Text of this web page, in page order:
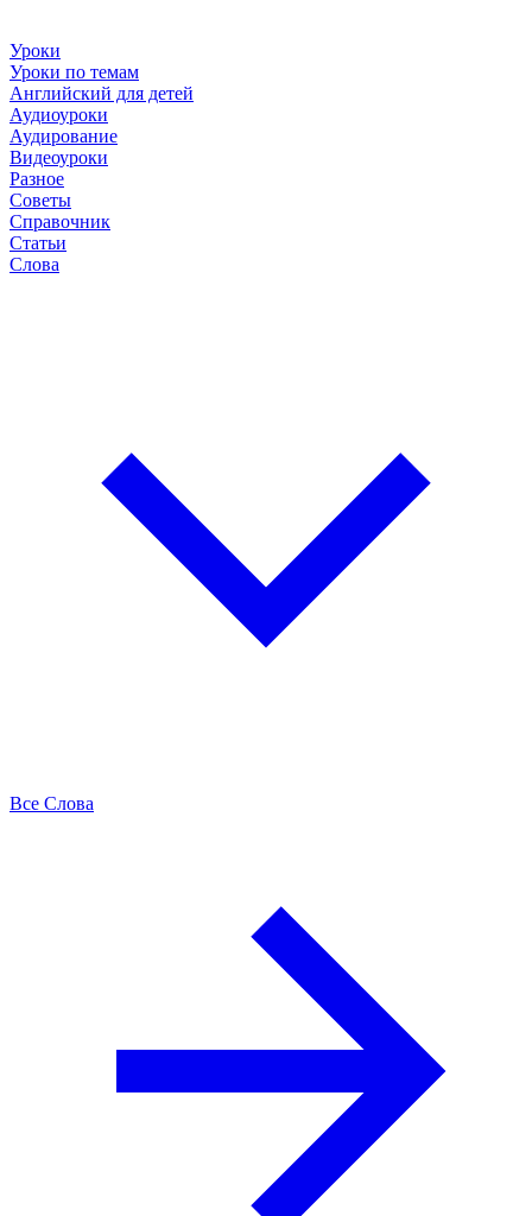
Уроки
Уроки по темам
Английский для детей
Аудиоуроки
Аудирование
Видеоуроки
Разное
Советы
Справочник
Статьи
Слова
Все Слова